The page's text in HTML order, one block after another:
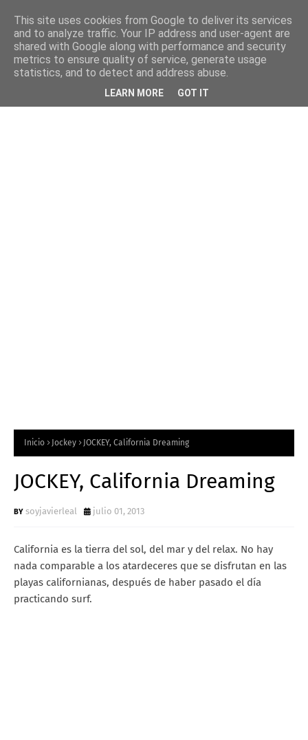
Inicio Jockey JOCKEY, California Dreaming
JOCKEY, California Dreaming
soyjavierleal julio 01, 2013
California es la tierra del sol, del mar y del relax. No hay
nada comparable a los atardeceres que se disfrutan en las
playas californianas, después de haber pasado el día
practicando surf.
This site uses cookies from Google to deliver its services
and to analyze traffic. Your IP address and user-agent are
shared with Google along with performance and security
metrics to ensure quality of service, generate usage
statistics, and to detect and address abuse.
LEARN MORE GOT IT